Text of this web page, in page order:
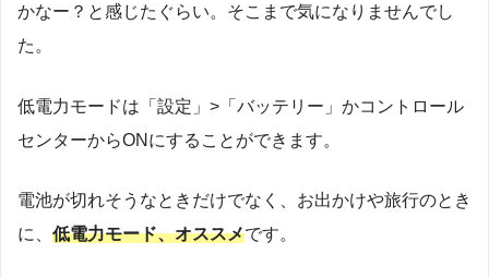
かなー？と感じたぐらい。そこまで気になりませんでし
た。
低電力モードは「設定」>「バッテリー」かコントロール
センターからONにすることができます。
電池が切れそうなときだけでなく、お出かけや旅行のとき
に、 低電力モード、オススメです。